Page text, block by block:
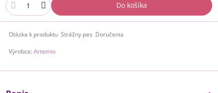
Do košíka
Otázka k produktu Strážny pes Doručenia
Výrobca: Artemio